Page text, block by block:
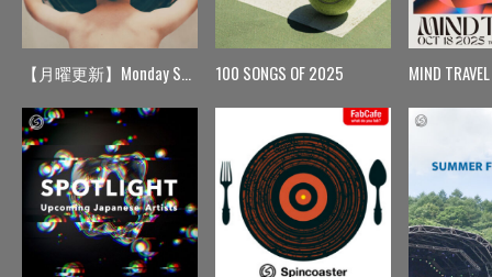
【月曜更新】Monday Spin 100 SONGS OF 2025 MIND TRAVEL